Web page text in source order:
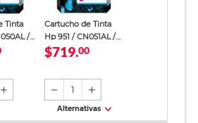
Tinta
/
/
Cartucho de Tinta
Hp 951 / CN051AL /
Magenta / 700
$719.00
1
Alternativas